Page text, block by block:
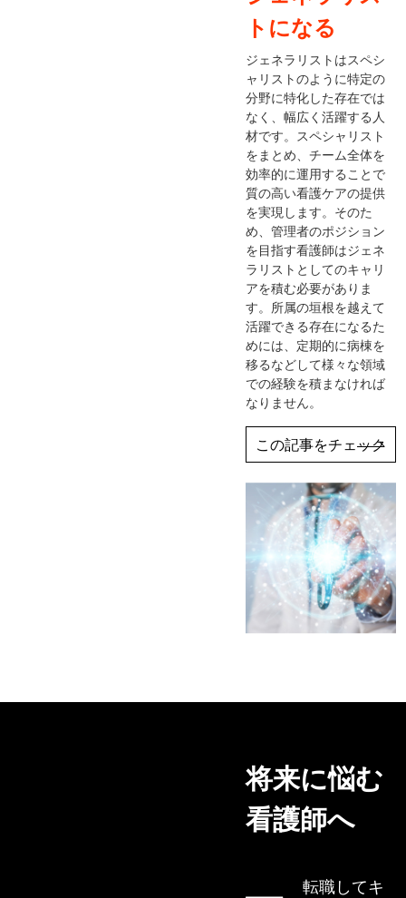
トになる
ジェネラリストはスペシ
ャリストのように特定の
分野に特化した存在では
なく、幅広く活躍する人
材です。スペシャリスト
をまとめ、チーム全体を
効率的に運用することで
質の高い看護ケアの提供
を実現します。そのた
め、管理者のポジション
を目指す看護師はジェネ
ラリストとしてのキャリ
アを積む必要がありま
す。所属の垣根を越えて
活躍できる存在になるた
めには、定期的に病棟を
移るなどして様々な領域
での経験を積まなければ
なりません。
この記事をチェック
将来に悩む
看護師へ
転職してキ